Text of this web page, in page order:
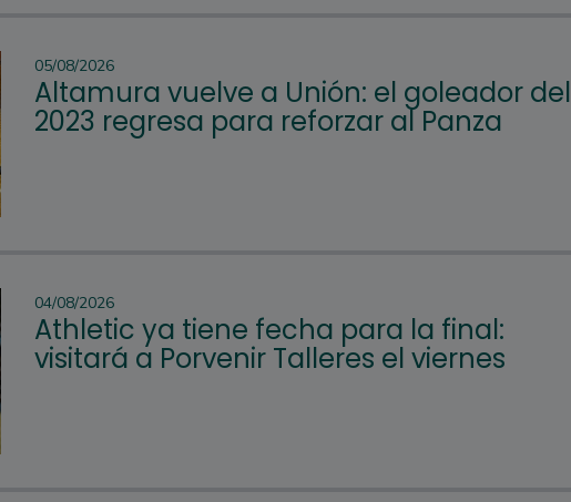
05/08/2026
Altamura vuelve a Unión: el goleador del
2023 regresa para reforzar al Panza
04/08/2026
Athletic ya tiene fecha para la final:
visitará a Porvenir Talleres el viernes